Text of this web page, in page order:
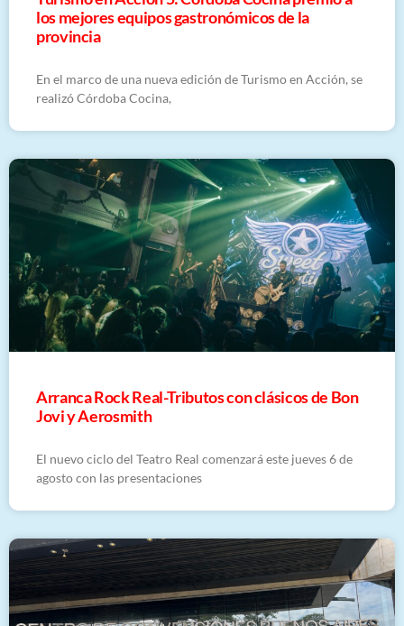
los mejores equipos gastronómicos de la
provincia
En el marco de una nueva edición de Turismo en Acción, se
realizó Córdoba Cocina,
Arranca Rock Real-Tributos con clásicos de Bon
Jovi y Aerosmith
El nuevo ciclo del Teatro Real comenzará este jueves 6 de
agosto con las presentaciones